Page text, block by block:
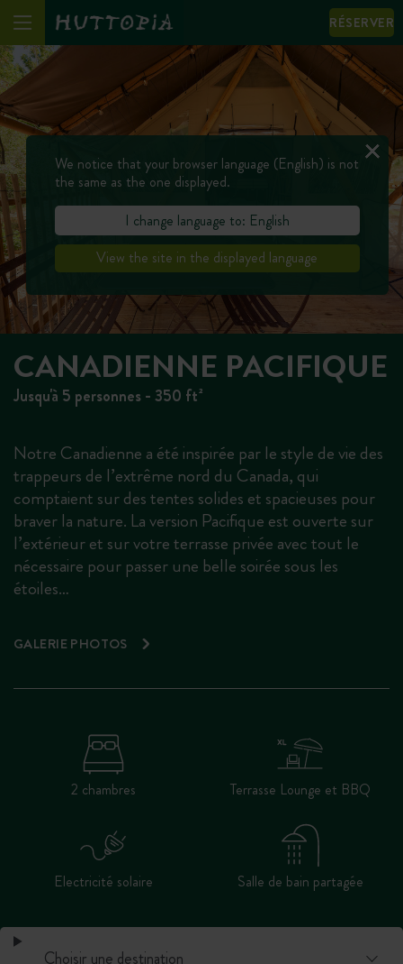
RÉSERVER
CANADIENNE PACIFIQUE
Jusqu'à 5 personnes - 350 ft²
Notre Canadienne a été inspirée par le style de vie des
trappeurs de l’extrême nord du Canada, qui
comptaient sur des tentes solides et spacieuses pour
braver la nature. La version Pacifique est ouverte sur
l’extérieur et sur votre terrasse privée avec tout le
nécessaire pour passer une belle soirée sous les
étoiles…
GALERIE PHOTOS
2 chambres Terrasse Lounge et BBQ
Electricité solaire Salle de bain partagée
We notice that your browser language (English) is not
the same as the one displayed.
I change language to: English
View the site in the displayed language